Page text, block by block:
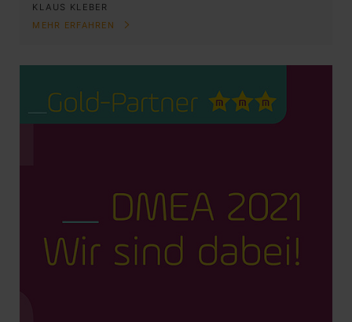
KLAUS KLEBER
MEHR ERFAHREN